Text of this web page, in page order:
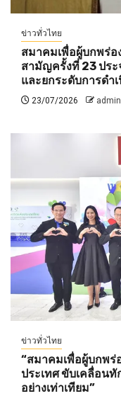
ข่าวทั่วไทย
สมาคมเพื่อผู้บกพร่อ
สามัญครั้งที่ 23 ปร
และยกระดับการดำ
23/07/2026 admin
ข่าวทั่วไทย
“สมาคมเพื่อผู้บกพร่
ประเทศ ขับเคลื่อน
อย่างเท่าเทียม”